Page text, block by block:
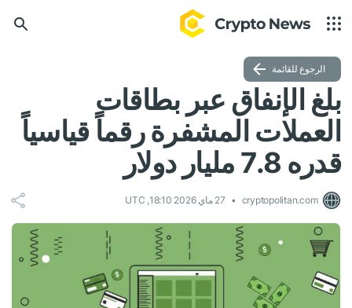
الرجوع للقائمة
بلغ الإنفاق عبر بطاقات
العملات المشفرة رقماً قياسياً
قدره 7.8 مليار دولار
cryptopolitan.com 27 ماي 2026 18:10, UTC